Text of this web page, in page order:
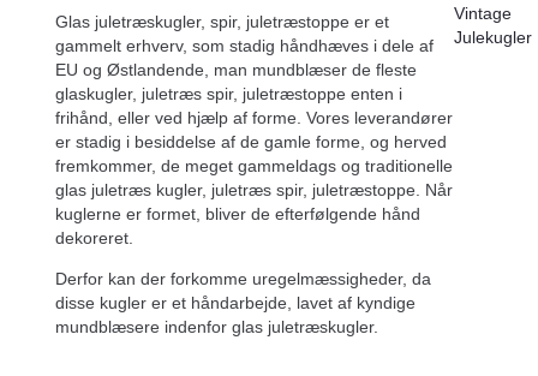
Glas juletræskugler, spir, juletræstoppe er et
gammelt erhverv, som stadig håndhæves i dele af
EU og Østlandende, man mundblæser de fleste
glaskugler, juletræs spir, juletræstoppe enten i
frihånd, eller ved hjælp af forme. Vores leverandører
er stadig i besiddelse af de gamle forme, og herved
fremkommer, de meget gammeldags og traditionelle
glas juletræs kugler, juletræs spir, juletræstoppe. Når
kuglerne er formet, bliver de efterfølgende hånd
dekoreret.
Derfor kan der forkomme uregelmæssigheder, da
disse kugler er et håndarbejde, lavet af kyndige
mundblæsere indenfor glas juletræskugler.
Vintage
Julekugler